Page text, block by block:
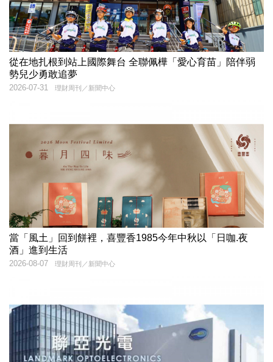
從在地扎根到站上國際舞台 全聯佩樺「愛心育苗」陪伴弱
勢兒少勇敢追夢
理財周刊／新聞中心
2026-07-31
當「風土」回到餅裡，喜豐香1985今年中秋以「日咖.夜
酒」進到生活
理財周刊／新聞中心
2026-08-07